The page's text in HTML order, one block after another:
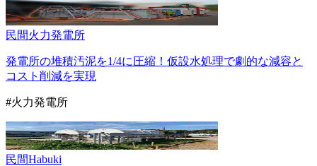
民間火力発電所
発電所の堆積汚泥を1/4に圧縮！仮設水処理で劇的な減容と
コスト削減を実現
#火力発電所
民間Habuki